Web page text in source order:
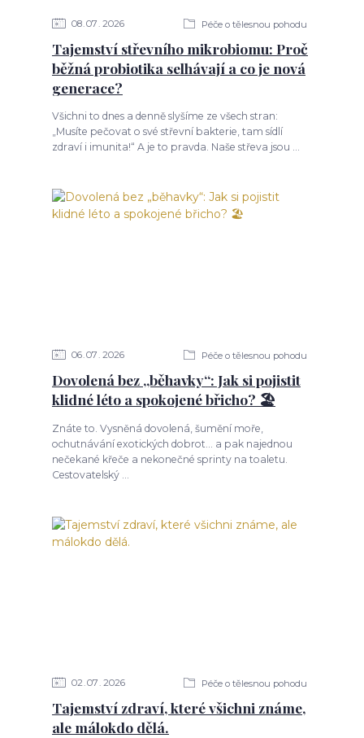
08 07 2026 Péče o tělesnou pohodu
Tajemství střevního mikrobiomu: Proč
běžná probiotika selhávají a co je nová
generace?
Všichni to dnes a denně slyšíme ze všech stran:
„Musíte pečovat o své střevní bakterie, tam sídlí
zdraví i imunita!“ A je to pravda. Naše střeva jsou ...
06 07 2026 Péče o tělesnou pohodu
Dovolená bez „běhavky“: Jak si pojistit
klidné léto a spokojené břicho? 🏖️
Znáte to. Vysněná dovolená, šumění moře,
ochutnávání exotických dobrot... a pak najednou
nečekané křeče a nekonečné sprinty na toaletu.
Cestovatelský ...
02 07 2026 Péče o tělesnou pohodu
Tajemství zdraví, které všichni známe,
ale málokdo dělá.